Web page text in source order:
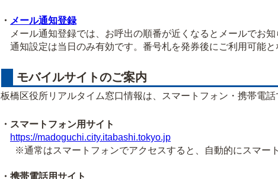
・ メール通知登録
メール通知登録では、お呼出の順番が近くなるとメールでお知
通知設定は当日のみ有効です。番号札を発券後にご利用可能と
モバイルサイトのご案内
板橋区役所リアルタイム窓口情報は、スマートフォン・携帯電話
・スマートフォン用サイト
https://madoguchi.city.itabashi.tokyo.jp
※通常はスマートフォンでアクセスすると、自動的にスマー
・携帯電話用サイト